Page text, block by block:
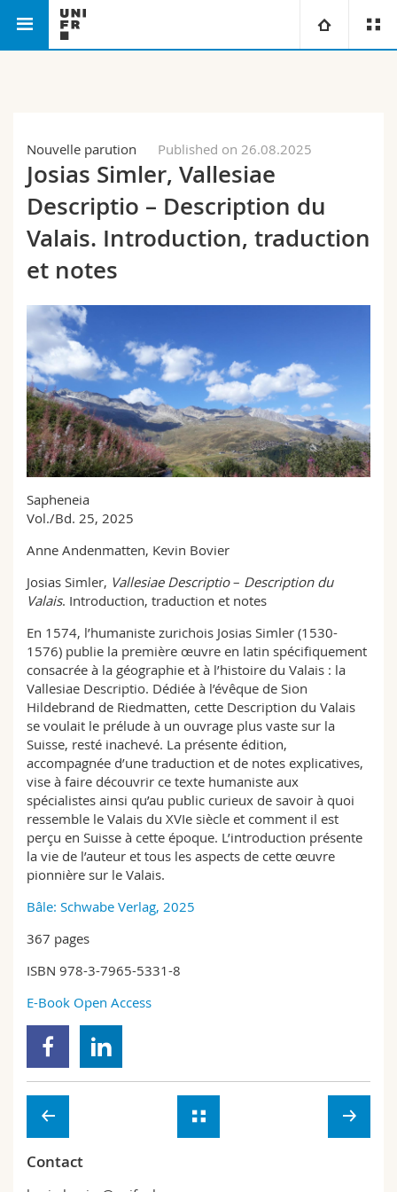
Campus
Research
University
Continuing education
Theology
Law
Management, Economics and Social sciences
Humanities
Education
Science and Medicine
Interfaculty
You are
Prospective students
Students
Medias
Researchers
Employees
PhD students
Ressources
Directory
Maps/Orientation
Libraries
Webmail
Course catalogue
MyUnifr
Nouvelle parution Published on 26.08.2025
Josias Simler, Vallesiae
Descriptio – Description du
Valais. Introduction, traduction
et notes
Sapheneia
Vol./Bd. 25, 2025
Anne Andenmatten, Kevin Bovier
Josias Simler, Vallesiae Descriptio– Description du
Valais. Introduction, traduction et notes
En 1574, l’humaniste zurichois Josias Simler (1530-
1576) publie la première œuvre en latin spécifiquement
consacrée à la géographie et à l’histoire du Valais : la
Vallesiae Descriptio. Dédiée à l’évêque de Sion
Hildebrand de Riedmatten, cette Description du Valais
se voulait le prélude à un ouvrage plus vaste sur la
Suisse, resté inachevé. La présente édition,
accompagnée d’une traduction et de notes explicatives,
vise à faire découvrir ce texte humaniste aux
spécialistes ainsi qu’au public curieux de savoir à quoi
ressemble le Valais du XVIe siècle et comment il est
perçu en Suisse à cette époque. L’introduction présente
la vie de l’auteur et tous les aspects de cette œuvre
pionnière sur le Valais.
Bâle: Schwabe Verlag, 2025
367 pages
ISBN 978-3-7965-5331-8
E-Book Open Access
Contact